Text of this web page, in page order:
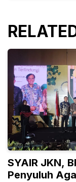
SYAIR JKN,
Penyuluh